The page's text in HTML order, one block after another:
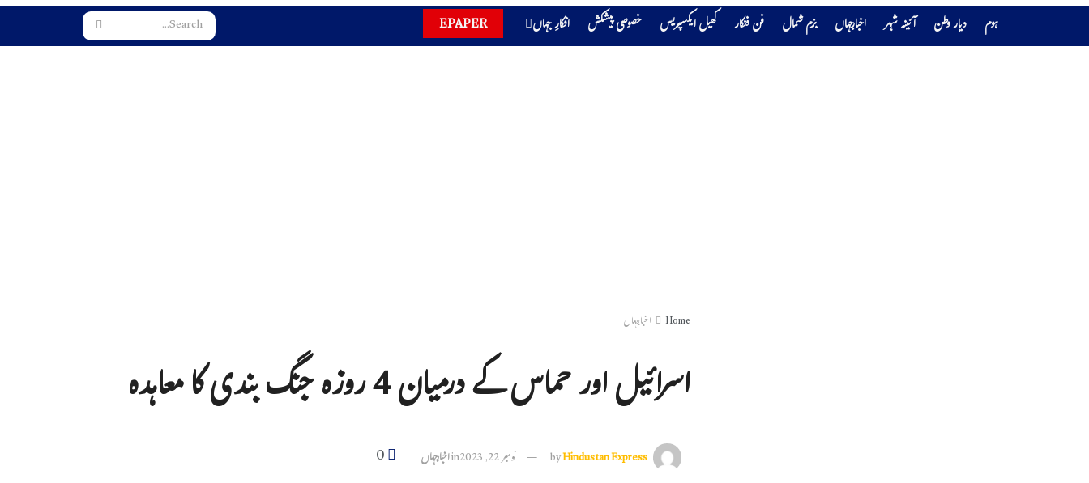
ہوم دیار وطن آئینہ شہر اخبارجہاں بزم شمال فن فنکار کھیل ایکسپریس خصوصی پیشکش افکارِ جہاں EPAPER
Home اخبارجہاں
اسرائیل اور حماس کے درمیان 4 روزہ جنگ بندی کا معاہدہ
byHindustan Express نومبر 22, 2023 inاخبارجہاں